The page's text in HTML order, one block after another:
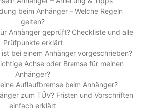
beim Anhänger – Welche Regeln
gelten?
Anhänger geprüft? Checkliste und alle
Prüfpunkte erklärt
bei einem Anhänger vorgeschrieben?
Achse oder Bremse für meinen
Anhänger?
Auflaufbremse beim Anhänger?
zum TÜV? Fristen und Vorschriften
einfach erklärt